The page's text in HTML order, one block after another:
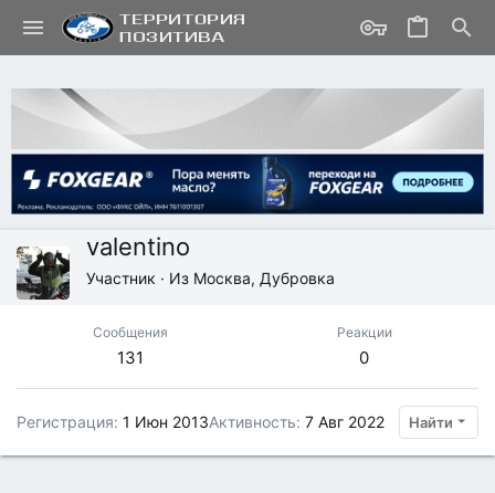
valentino
Участник · Из Москва, Дубровка
Сообщения
131
Реакции
0
Регистрация 1 Июн 2013Активность 7 Авг 2022 Найти